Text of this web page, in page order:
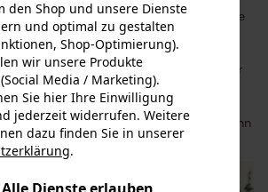
Rasenmäher. Es gibt handbetriebene
eine Mini-Rasenfläche ihr Eigen
oder Akku-Rasenmäher eignen
mittlere Rasenfläche. Der Klassiker unter
mit Benzin betrieben, ist sehr
sehr laut) und ideal für große
fußballplatzgroße Rasenfläche hat, kann
Aufsitzmäher investieren.
den Shop und unsere Dienste
und optimal zu gestalten
Shop-Optimierung).
wir unsere Produkte
Media / Marketing).
Sie hier Ihre Einwilligung
jederzeit widerrufen. Weitere
dazu finden Sie in unserer
.
Alle Dienste erlauben
Fehler aufgetreten. Bitte